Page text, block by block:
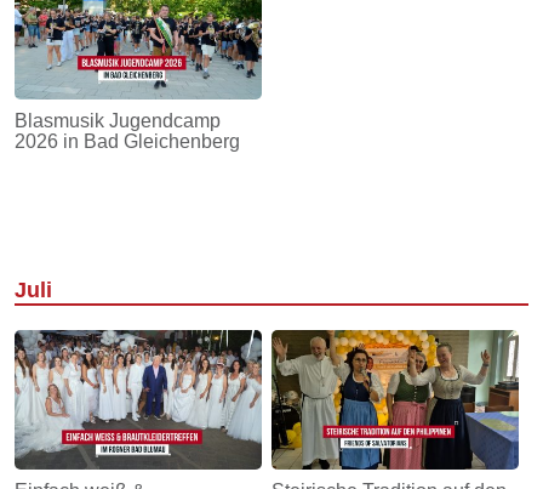
Blasmusik Jugendcamp
2026 in Bad Gleichenberg
Juli